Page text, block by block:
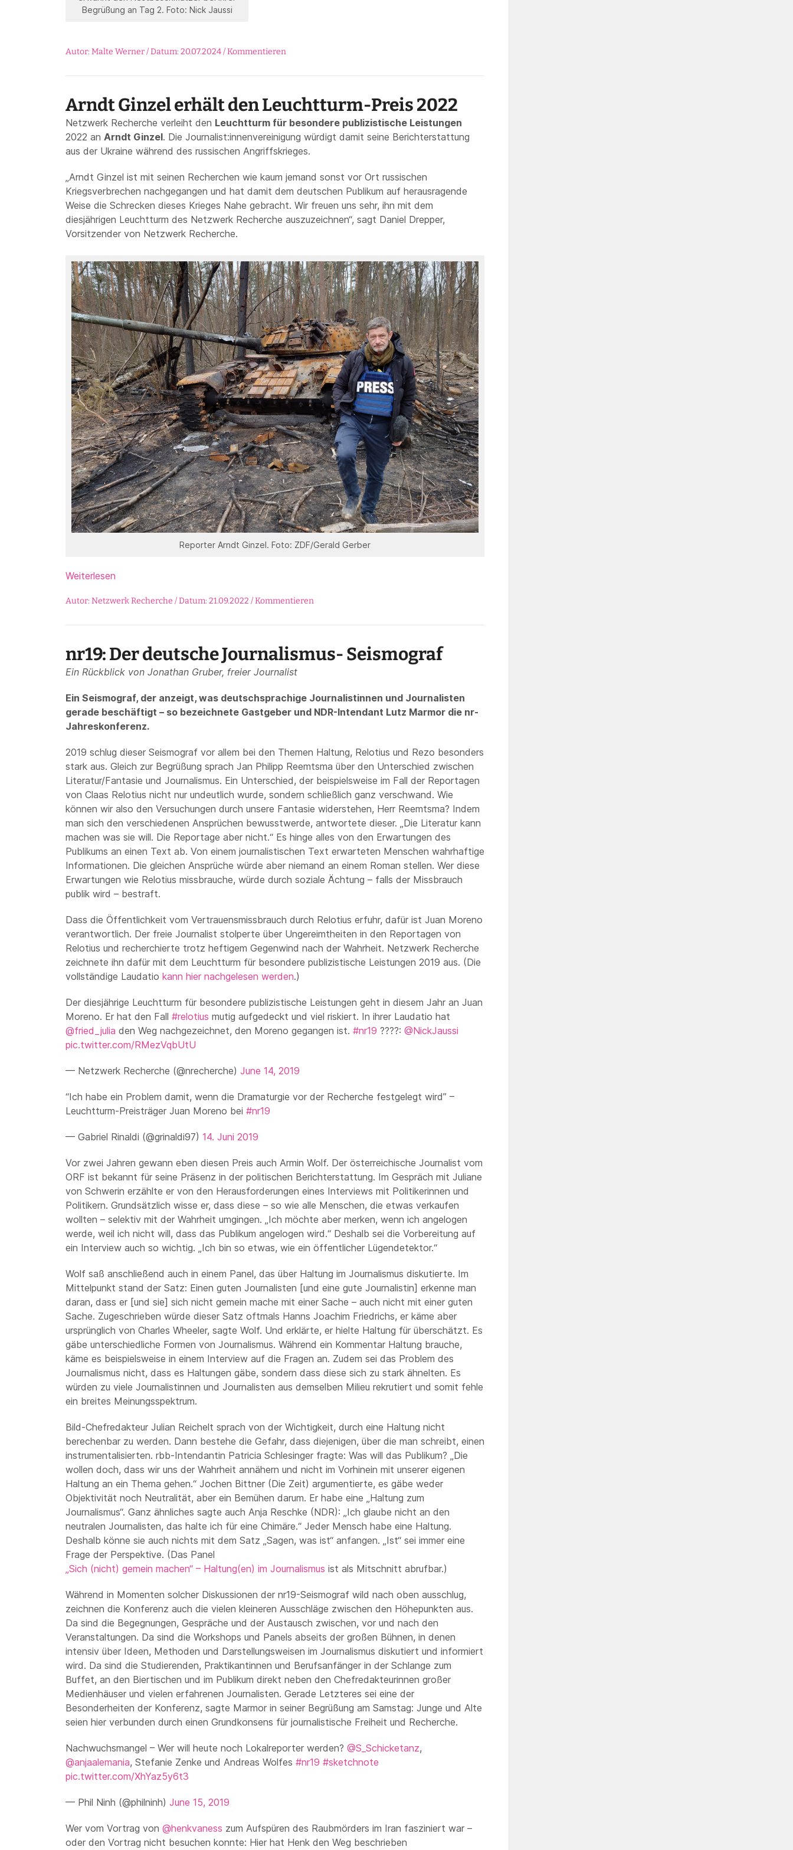
Begrüßung an Tag 2. Foto: Nick Jaussi
Autor: Malte Werner / Datum: 20.07.2024 /Kommentieren
Arndt Ginzel erhält den Leuchtturm-Preis 2022
Netzwerk Recherche verleiht den Leuchtturm für besondere publizistische Leistungen
2022 an Arndt Ginzel. Die Journalist:innenvereinigung würdigt damit seine Berichterstattung
aus der Ukraine während des russischen Angriffskrieges.
„Arndt Ginzel ist mit seinen Recherchen wie kaum jemand sonst vor Ort russischen
Kriegsverbrechen nachgegangen und hat damit dem deutschen Publikum auf herausragende
Weise die Schrecken dieses Krieges Nahe gebracht. Wir freuen uns sehr, ihn mit dem
diesjährigen Leuchtturm des Netzwerk Recherche auszuzeichnen“, sagt Daniel Drepper,
Vorsitzender von Netzwerk Recherche.
Reporter Arndt Ginzel. Foto: ZDF/Gerald Gerber
Weiterlesen
Autor: Netzwerk Recherche / Datum: 21.09.2022 /Kommentieren
nr19: Der deutsche Journalismus- Seismograf
Ein Rückblick von Jonathan Gruber, freier Journalist
Ein Seismograf, der anzeigt, was deutschsprachige Journalistinnen und Journalisten
gerade beschäftigt – so bezeichnete Gastgeber und NDR-Intendant Lutz Marmor die nr-
Jahreskonferenz.
2019 schlug dieser Seismograf vor allem bei den Themen Haltung, Relotius und Rezo besonders
stark aus. Gleich zur Begrüßung sprach Jan Philipp Reemtsma über den Unterschied zwischen
Literatur/Fantasie und Journalismus. Ein Unterschied, der beispielsweise im Fall der Reportagen
von Claas Relotius nicht nur undeutlich wurde, sondern schließlich ganz verschwand. Wie
können wir also den Versuchungen durch unsere Fantasie widerstehen, Herr Reemtsma? Indem
man sich den verschiedenen Ansprüchen bewusstwerde, antwortete dieser. „Die Literatur kann
machen was sie will. Die Reportage aber nicht.“ Es hinge alles von den Erwartungen des
Publikums an einen Text ab. Von einem journalistischen Text erwarteten Menschen wahrhaftige
Informationen. Die gleichen Ansprüche würde aber niemand an einem Roman stellen. Wer diese
Erwartungen wie Relotius missbrauche, würde durch soziale Ächtung – falls der Missbrauch
publik wird – bestraft.
Dass die Öffentlichkeit vom Vertrauensmissbrauch durch Relotius erfuhr, dafür ist Juan Moreno
verantwortlich. Der freie Journalist stolperte über Ungereimtheiten in den Reportagen von
Relotius und recherchierte trotz heftigem Gegenwind nach der Wahrheit. Netzwerk Recherche
zeichnete ihn dafür mit dem Leuchtturm für besondere publizistische Leistungen 2019 aus. (Die
vollständige Laudatio kann hier nachgelesen werden.)
Der diesjährige Leuchtturm für besondere publizistische Leistungen geht in diesem Jahr an Juan
Moreno. Er hat den Fall #relotius mutig aufgedeckt und viel riskiert. In ihrer Laudatio hat
@fried_julia den Weg nachgezeichnet, den Moreno gegangen ist. #nr19 ????: @NickJaussi
pic.twitter.com/RMezVqbUtU
— Netzwerk Recherche (@nrecherche) June 14, 2019
“Ich habe ein Problem damit, wenn die Dramaturgie vor der Recherche festgelegt wird” –
Leuchtturm-Preisträger Juan Moreno bei #nr19
— Gabriel Rinaldi (@grinaldi97) 14. Juni 2019
Vor zwei Jahren gewann eben diesen Preis auch Armin Wolf. Der österreichische Journalist vom
ORF ist bekannt für seine Präsenz in der politischen Berichterstattung. Im Gespräch mit Juliane
von Schwerin erzählte er von den Herausforderungen eines Interviews mit Politikerinnen und
Politikern. Grundsätzlich wisse er, dass diese – so wie alle Menschen, die etwas verkaufen
wollten – selektiv mit der Wahrheit umgingen. „Ich möchte aber merken, wenn ich angelogen
werde, weil ich nicht will, dass das Publikum angelogen wird.“ Deshalb sei die Vorbereitung auf
ein Interview auch so wichtig. „Ich bin so etwas, wie ein öffentlicher Lügendetektor.“
Wolf saß anschließend auch in einem Panel, das über Haltung im Journalismus diskutierte. Im
Mittelpunkt stand der Satz: Einen guten Journalisten [und eine gute Journalistin] erkenne man
daran, dass er [und sie] sich nicht gemein mache mit einer Sache – auch nicht mit einer guten
Sache. Zugeschrieben würde dieser Satz oftmals Hanns Joachim Friedrichs, er käme aber
ursprünglich von Charles Wheeler, sagte Wolf. Und erklärte, er hielte Haltung für überschätzt. Es
gäbe unterschiedliche Formen von Journalismus. Während ein Kommentar Haltung brauche,
käme es beispielsweise in einem Interview auf die Fragen an. Zudem sei das Problem des
Journalismus nicht, dass es Haltungen gäbe, sondern dass diese sich zu stark ähnelten. Es
würden zu viele Journalistinnen und Journalisten aus demselben Milieu rekrutiert und somit fehle
ein breites Meinungsspektrum.
Bild-Chefredakteur Julian Reichelt sprach von der Wichtigkeit, durch eine Haltung nicht
berechenbar zu werden. Dann bestehe die Gefahr, dass diejenigen, über die man schreibt, einen
instrumentalisierten. rbb-Intendantin Patricia Schlesinger fragte: Was will das Publikum? „Die
wollen doch, dass wir uns der Wahrheit annähern und nicht im Vorhinein mit unserer eigenen
Haltung an ein Thema gehen.“ Jochen Bittner (Die Zeit) argumentierte, es gäbe weder
Objektivität noch Neutralität, aber ein Bemühen darum. Er habe eine „Haltung zum
Journalismus“. Ganz ähnliches sagte auch Anja Reschke (NDR): „Ich glaube nicht an den
neutralen Journalisten, das halte ich für eine Chimäre.“ Jeder Mensch habe eine Haltung.
Deshalb könne sie auch nichts mit dem Satz „Sagen, was ist“ anfangen. „Ist“ sei immer eine
Frage der Perspektive. (Das Panel
„Sich (nicht) gemein machen“ – Haltung(en) im Journalismus ist als Mitschnitt abrufbar.)
Während in Momenten solcher Diskussionen der nr19-Seismograf wild nach oben ausschlug,
zeichnen die Konferenz auch die vielen kleineren Ausschläge zwischen den Höhepunkten aus.
Da sind die Begegnungen, Gespräche und der Austausch zwischen, vor und nach den
Veranstaltungen. Da sind die Workshops und Panels abseits der großen Bühnen, in denen
intensiv über Ideen, Methoden und Darstellungsweisen im Journalismus diskutiert und informiert
wird. Da sind die Studierenden, Praktikantinnen und Berufsanfänger in der Schlange zum
Buffet, an den Biertischen und im Publikum direkt neben den Chefredakteurinnen großer
Medienhäuser und vielen erfahrenen Journalisten. Gerade Letzteres sei eine der
Besonderheiten der Konferenz, sagte Marmor in seiner Begrüßung am Samstag: Junge und Alte
seien hier verbunden durch einen Grundkonsens für journalistische Freiheit und Recherche.
Nachwuchsmangel – Wer will heute noch Lokalreporter werden? @S_Schicketanz,
@anjaalemania, Stefanie Zenke und Andreas Wolfes #nr19 #sketchnote
pic.twitter.com/XhYaz5y6t3
— Phil Ninh (@philninh) June 15, 2019
Wer vom Vortrag von @henkvaness zum Aufspüren des Raubmörders im Iran fasziniert war –
oder den Vortrag nicht besuchen konnte: Hier hat Henk den Weg beschrieben